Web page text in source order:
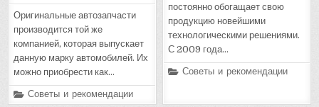
Оригинальные автозапчасти
производится той же
компанией, которая выпускает
данную марку автомобилей. Их
можно приобрести как…
Posted
in
Советы и рекомендации
постоянно обогащает свою
продукцию новейшими
технологическими решениями.
С 2009 года…
Posted
Советы и рекомендации